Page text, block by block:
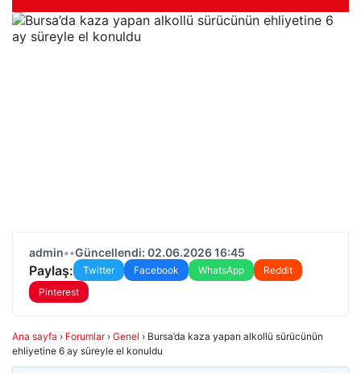
admin••Güncellendi: 02.06.2026 16:45
Paylaş: Twitter Facebook WhatsApp
Reddit
Pinterest
Ana sayfa › Forumlar › Genel › Bursa’da kaza yapan alkollü sürücünün
ehliyetine 6 ay süreyle el konuldu